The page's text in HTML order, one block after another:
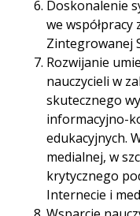
Doskonalenie
we współpracy
Zintegrowanej
Rozwijanie
nauczycieli w
skutecznego
informacyjno-
edukacyjnych.
medialnej, w
krytycznego
Internecie i